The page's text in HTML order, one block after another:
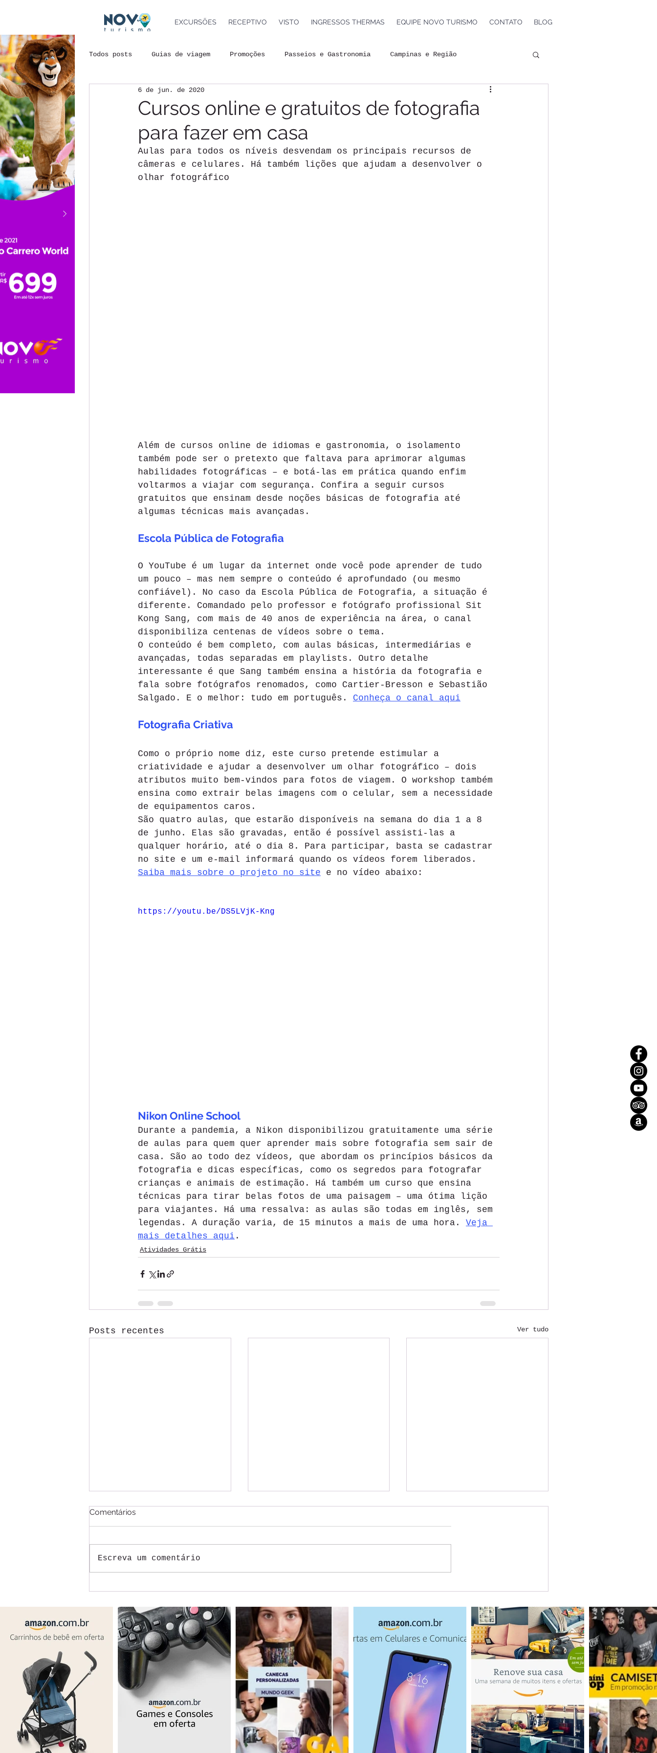
EXCURSÕES RECEPTIVO VISTO INGRESSOS THERMAS EQUIPE NOVO TURISMO CONTATO BLOG
Todos posts Guias de viagem Promoções Passeios e Gastronomia Campinas e Região
Documentos de Viagem
Destinos e Eventos Dicas de viagem Mercado de Turismo
Cursos online e gratuitos de fotografia
para fazer em casa
6 de jun. de 2020
Aulas para todos os níveis desvendam os principais recursos de
câmeras e celulares. Há também lições que ajudam a desenvolver o
olhar fotográfico
Além de cursos online de idiomas e gastronomia, o isolamento
também pode ser o pretexto que faltava para aprimorar algumas
habilidades fotográficas – e botá-las em prática quando enfim
voltarmos a viajar com segurança. Confira a seguir cursos
gratuitos que ensinam desde noções básicas de fotografia até
algumas técnicas mais avançadas.
Escola Pública de Fotografia
O YouTube é um lugar da internet onde você pode aprender de tudo
um pouco – mas nem sempre o conteúdo é aprofundado (ou mesmo
confiável). No caso da Escola Pública de Fotografia, a situação é
diferente. Comandado pelo professor e fotógrafo profissional Sit
Kong Sang, com mais de 40 anos de experiência na área, o canal
disponibiliza centenas de vídeos sobre o tema.
O conteúdo é bem completo, com aulas básicas, intermediárias e
avançadas, todas separadas em playlists. Outro detalhe
interessante é que Sang também ensina a história da fotografia e
fala sobre fotógrafos renomados, como Cartier-Bresson e Sebastião
Salgado. E o melhor: tudo em português. Conheça o canal aqui
Fotografia Criativa
Como o próprio nome diz, este curso pretende estimular a
criatividade e ajudar a desenvolver um olhar fotográfico – dois
atributos muito bem-vindos para fotos de viagem. O workshop também
ensina como extrair belas imagens com o celular, sem a necessidade
de equipamentos caros.
São quatro aulas, que estarão disponíveis na semana do dia 1 a 8
de junho. Elas são gravadas, então é possível assisti-las a
qualquer horário, até o dia 8. Para participar, basta se cadastrar
no site e um e-mail informará quando os vídeos forem liberados.
Saiba mais sobre o projeto no site e no vídeo abaixo:
https://youtu.be/DS5LVjK-Kng
Nikon Online School
Durante a pandemia, a Nikon disponibilizou gratuitamente uma série
de aulas para quem quer aprender mais sobre fotografia sem sair de
casa. São ao todo dez vídeos, que abordam os princípios básicos da
fotografia e dicas específicas, como os segredos para fotografar
crianças e animais de estimação. Há também um curso que ensina
técnicas para tirar belas fotos de uma paisagem – uma ótima lição
para viajantes. Há uma ressalva: as aulas são todas em inglês, sem
legendas. A duração varia, de 15 minutos a mais de uma hora. Veja
mais detalhes aqui .
Atividades Grátis
Posts recentes Ver tudo
de São Paulo
Comentários
Escreva um comentário